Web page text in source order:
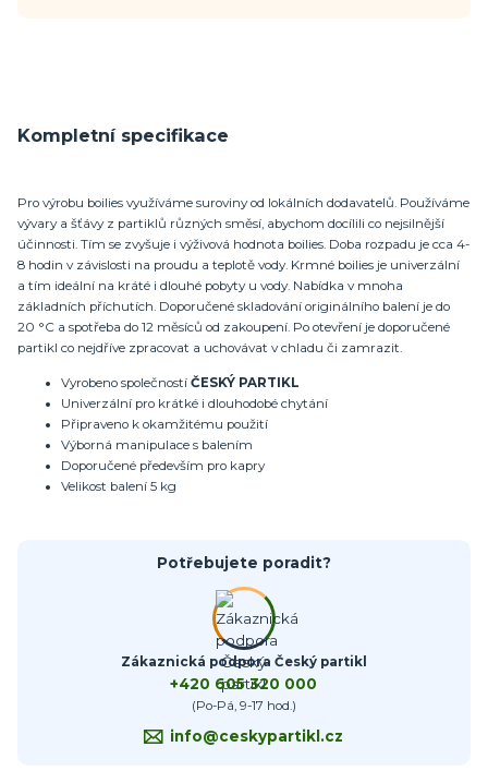
Kompletní specifikace
Pro výrobu boilies využíváme suroviny od lokálních dodavatelů. Používáme
vývary a šťávy z partiklů různých směsí, abychom docílili co nejsilnější
účinnosti. Tím se zvyšuje i výživová hodnota boilies. Doba rozpadu je cca 4-
8 hodin v závislosti na proudu a teplotě vody. Krmné boilies je univerzální
a tím ideální na kráté i dlouhé pobyty u vody. Nabídka v mnoha
základních příchutích. Doporučené skladování originálního balení je do
20 °C a spotřeba do 12 měsíců od zakoupení. Po otevření je doporučené
partikl co nejdříve zpracovat a uchovávat v chladu či zamrazit.
Vyrobeno společností ČESKÝ PARTIKL
Univerzální pro krátké i dlouhodobé chytání
Připraveno k okamžitému použití
Výborná manipulace s balením
Doporučené především pro kapry
Velikost balení 5 kg
Potřebujete poradit?
Zákaznická podpora Český partikl
+420 605 320 000
(Po-Pá, 9-17 hod.)
info@ceskypartikl.cz